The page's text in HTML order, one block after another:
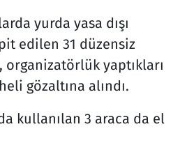
yurda yasa dışı
edilen 31 düzensiz
organizatörlük yaptıkları
gözaltına alındı.
kullanılan 3 araca da el